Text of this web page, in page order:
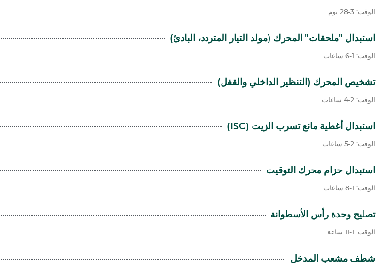
الوقت: 3-28 يوم
استبدال "ملحقات" المحرك (مولد التيار المتردد، البادئ)
الوقت: 1-6 ساعات
تشخيص المحرك (التنظير الداخلي والقفل)
الوقت: 2-4 ساعات
استبدال أغطية مانع تسرب الزيت (ISC)
الوقت: 2-5 ساعات
استبدال حزام محرك التوقيت
الوقت: 1-8 ساعات
تصليح وحدة رأس الأسطوانة
الوقت: 1-11 ساعة
شطف مشعب المدخل